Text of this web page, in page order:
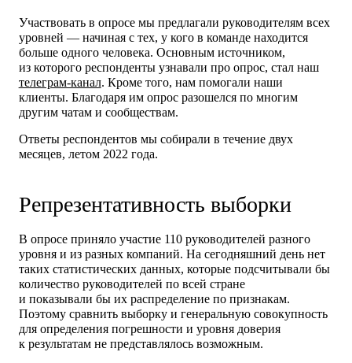
Участвовать в опросе мы предлагали руководителям всех
уровней — начиная с тех, у кого в команде находится
больше одного человека. Основным источником,
из которого респонденты узнавали про опрос, стал наш
телеграм-канал. Кроме того, нам помогали наши
клиенты. Благодаря им опрос разошелся по многим
другим чатам и сообществам.
Ответы респондентов мы собирали в течение двух
месяцев, летом 2022 года.
Репрезентативность выборки
В опросе приняло участие 110 руководителей разного
уровня и из разных компаний. На сегодняшний день нет
таких статистических данных, которые подсчитывали бы
количество руководителей по всей стране
и показывали бы их распределение по признакам.
Поэтому сравнить выборку и генеральную совокупность
для определения погрешности и уровня доверия
к результатам не представлялось возможным.